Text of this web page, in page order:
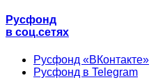
Русфонд
в соц.сетях
Русфонд «ВКонтакте»
Русфонд в Telegram